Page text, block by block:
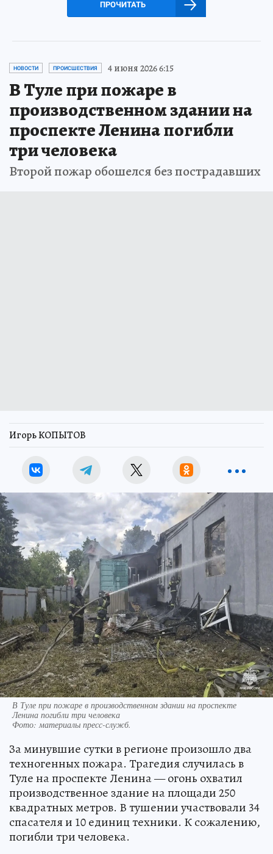
ПРОЧИТАТЬ
НОВОСТИ ПРОИСШЕСТВИЯ 4 июня 2026 6:15
В Туле при пожаре в
производственном здании на
проспекте Ленина погибли
три человека
Второй пожар обошелся без пострадавших
Игорь КОПЫТОВ
В Туле при пожаре в производственном здании на проспекте
Ленина погибли три человека
Фото: материалы пресс-служб.
За минувшие сутки в регионе произошло два
техногенных пожара. Трагедия случилась в
Туле на проспекте Ленина — огонь охватил
производственное здание на площади 250
квадратных метров. В тушении участвовали 34
спасателя и 10 единиц техники. К сожалению,
погибли три человека.